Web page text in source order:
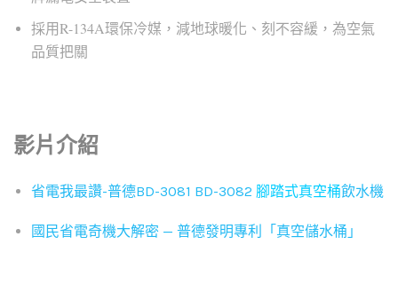
採用R-134A環保冷媒，減地球暖化、刻不容緩，為空氣
品質把關
影片介紹
省電我最讚-普德BD-3081 BD-3082 腳踏式真空桶飲水機
國民省電奇機大解密 — 普德發明專利「真空儲水桶」